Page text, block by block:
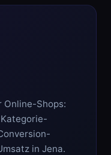
Online-Shops:
in Jena.